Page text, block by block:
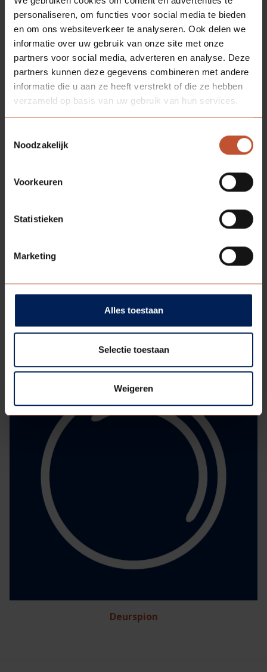
personaliseren, om functies voor social media te bieden
en om ons websiteverkeer te analyseren. Ook delen we
informatie over uw gebruik van onze site met onze
partners voor social media, adverteren en analyse. Deze
partners kunnen deze gegevens combineren met andere
informatie die u aan ze heeft verstrekt of die ze hebben
verzameld op basis van uw gebruik van hun services.
Noodzakelijk
Voorkeuren
Statistieken
Marketing
Alles toestaan
Selectie toestaan
Weigeren
Glaslatten
Deurspion